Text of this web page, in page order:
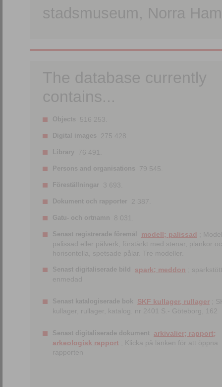
stadsmuseum, Norra
The database currently
contains...
Objects 516 253.
Digital images 275 428.
Library 76 491.
Persons and organisations 79 545.
Föreställningar 3 693.
Dokument och rapporter 2 387.
Gatu- och ortnamn 8 031.
Senast registrerade föremål modell; palissad
;
palissad eller pålverk, förstärkt med stenar, plankor
horisontella, spetsade pålar. Tre modeller.
Senast digitaliserade bild spark; meddon ;
enmedad
Senast katalogiserade bok SKF kullager, rullager ;
kullager, rullager, katalog. nr 2401 S.- Göteborg, 162
Senast digitaliserade dokument arkivalier; rapport;
arkeologisk rapport ; Klicka på länken för att öppna
rapporten